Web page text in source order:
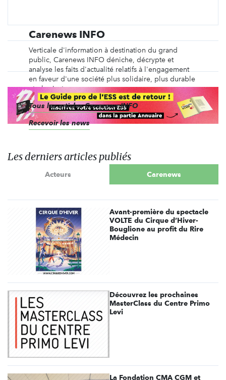
Carenews INFO
Verticale d'information à destination du grand
public, Carenews INFO déniche, décrypte et
analyse les faits d'actualité relatifs à l'engagement
en faveur d'une société plus solidaire, plus durable
et plus juste.
Tous les articles Carenews INFO
Recevoir les news
Les derniers articles publiés
Acteurs Carenews
Avant-première du spectacle
VOLTE du Cirque d’Hiver-
Bouglione au profit du Rire
Médecin
Découvrez les prochaines
MasterClass du Centre Primo
Levi
La Fondation CMA CGM et